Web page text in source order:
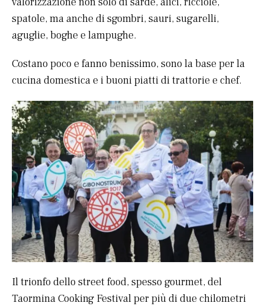
spatole, ma anche di sgombri, sauri, sugarelli,
aguglie, boghe e lampughe.
Costano poco e fanno benissimo, sono la base per la
cucina domestica e i buoni piatti di trattorie e chef.
Il trionfo dello street food, spesso gourmet, del
Taormina Cooking Festival per più di due chilometri